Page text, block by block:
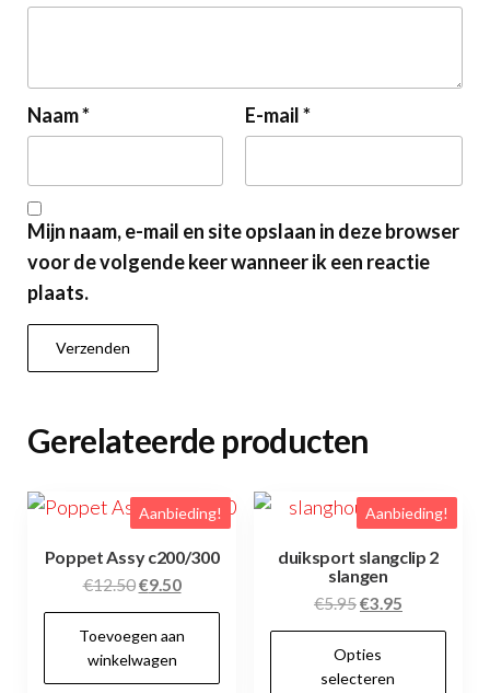
Naam* E-mail*
Mijn naam, e-mail en site opslaan in deze browser
voor de volgende keer wanneer ik een reactie
plaats.
Gerelateerde producten
Aanbieding!
Poppet Assy c200/300
€12.50Oorspronkelijke
prijs
was:
€12.50.
€9.50Huidige
prijs
is:
Toevoegen aan
winkelwagen
Aanbieding!
duiksport slangclip 2
slangen
€5.95Oorspronkelijke
prijs
was:
€5.95.
€3.95Huidige
prijs
Opties
selecteren